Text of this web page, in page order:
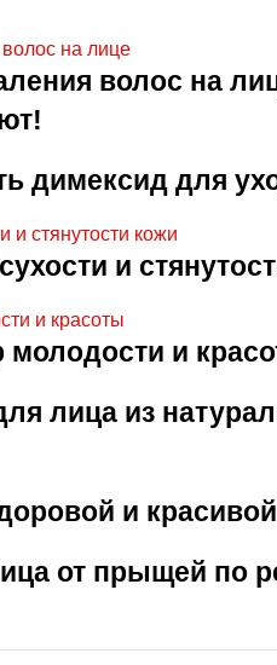
волос на
димексид для
и
и
лица из
и
от прыщей по